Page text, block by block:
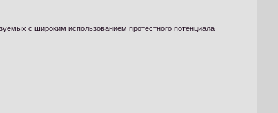
с широким использованием протестного потенциала